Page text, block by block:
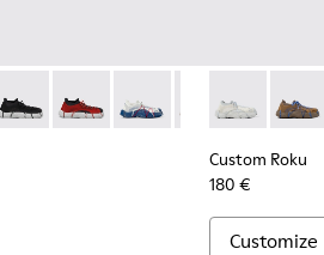
010 - Burgundy Sneaker for Men
001 - Multicolor Textile
- K100953-007 - Green, blue
Roku - K100953-999-R005 -
Custom Roku - K100953-999-
Custom Roku -
Custom Roku -
Custom
Custom
Custom Roku
180 €
Customize